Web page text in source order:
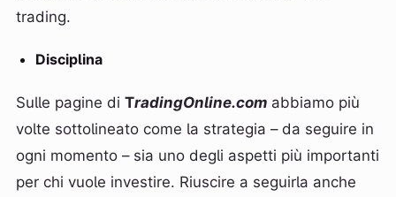
trading.
Disciplina
Sulle pagine di TradingOnline.com abbiamo più
volte sottolineato come la strategia – da seguire in
ogni momento – sia uno degli aspetti più importanti
per chi vuole investire. Riuscire a seguirla anche